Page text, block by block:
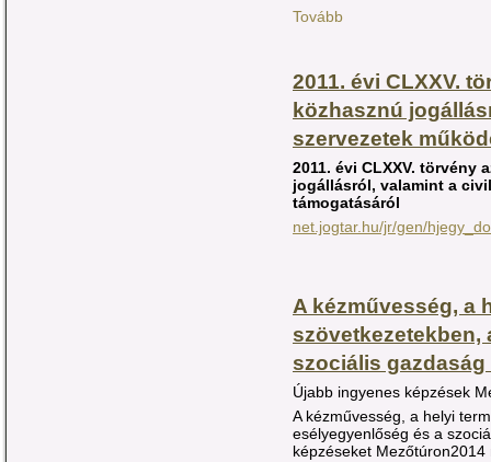
Tovább
2011. évi CLXXV.
közhasznú
szervezetek
2011. évi CLXXV. törvény
jogállásról, valamint a
támogatásáról
net.jogtar.hu/jr/gen/
A kézművesség, a
szövetkezetekben,
szociális
Újabb ingyenes képzések
A kézművesség, a helyi
esélyegyenlőség és a
képzéseket